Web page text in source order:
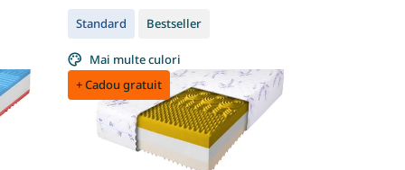
Standard Bestseller
Mai multe culori
+ Cadou gratuit